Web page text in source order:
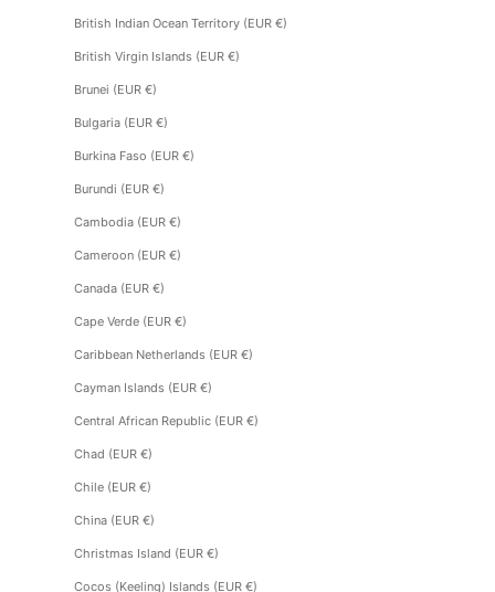
British Indian Ocean Territory (EUR €)
British Virgin Islands (EUR €)
Brunei (EUR €)
Bulgaria (EUR €)
Burkina Faso (EUR €)
Burundi (EUR €)
Cambodia (EUR €)
Cameroon (EUR €)
Canada (EUR €)
Cape Verde (EUR €)
Caribbean Netherlands (EUR €)
Cayman Islands (EUR €)
Central African Republic (EUR €)
Chad (EUR €)
Chile (EUR €)
China (EUR €)
Christmas Island (EUR €)
Cocos (Keeling) Islands (EUR €)